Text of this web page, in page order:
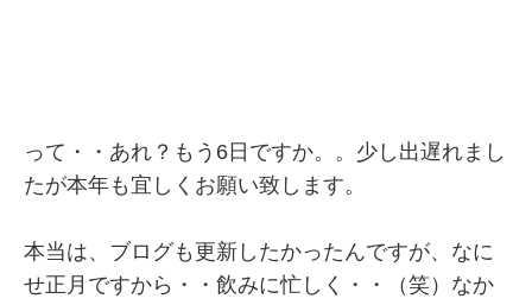
って・・あれ？もう6日ですか。。少し出遅れまし
たが本年も宜しくお願い致します。
本当は、ブログも更新したかったんですが、なに
せ正月ですから・・飲みに忙しく・・（笑）なか